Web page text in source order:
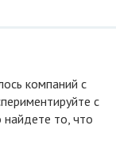
компаний с
с
то, что